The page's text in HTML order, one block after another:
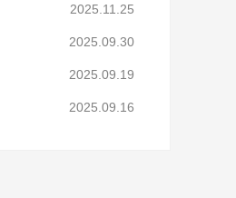
2025.11.25
2025.09.30
2025.09.19
2025.09.16